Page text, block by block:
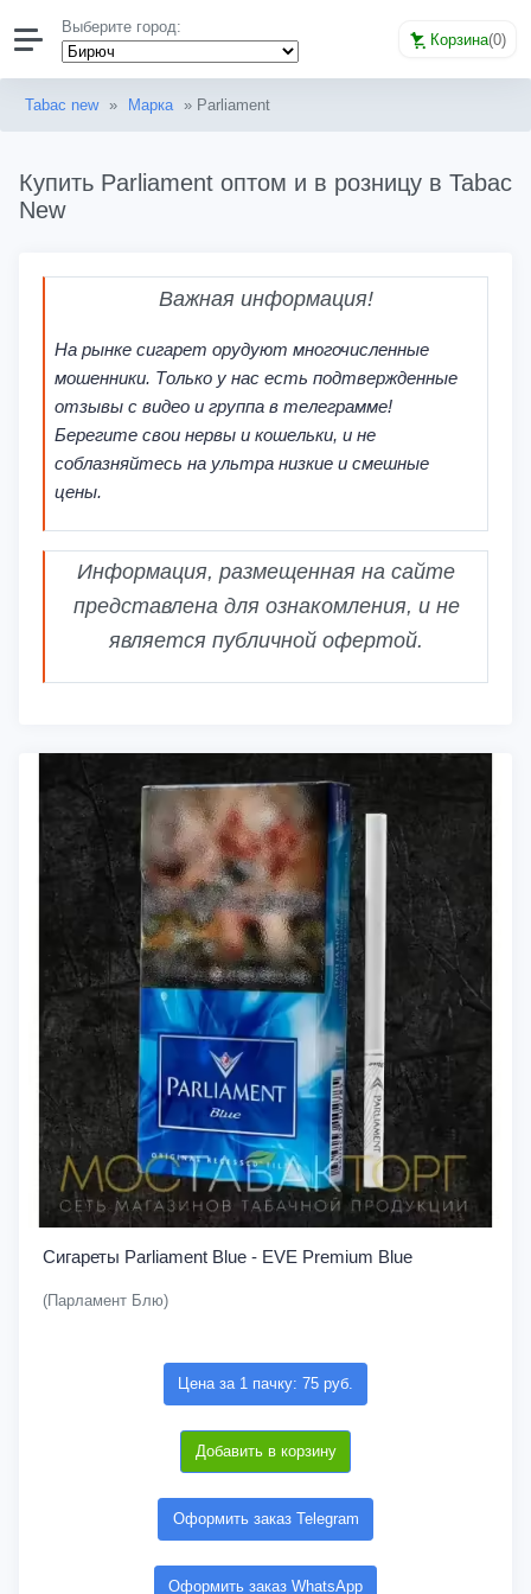
Выберите город:
Корзина(0)
Tabac new » Марка » Parliament
Купить Parliament оптом и в розницу в Tabac
New
Важная информация!
На рынке сигарет орудуют многочисленные
мошенники. Только у нас есть подтвержденные
отзывы с видео и группа в телеграмме!
Берегите свои нервы и кошельки, и не
соблазняйтесь на ультра низкие и смешные
цены.
Информация, размещенная на сайте
представлена для ознакомления, и не
является публичной офертой.
Сигареты Parliament Blue - EVE Premium Blue
(Парламент Блю)
Цена за 1 пачку: 75 руб.
Добавить в корзину
Оформить заказ Telegram
Оформить заказ WhatsApp